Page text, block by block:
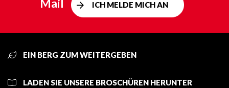
Mail
ICH MELDE MICH AN
EIN BERG ZUM WEITERGEBEN
LADEN SIE UNSERE BROSCHÜREN HERUNTER